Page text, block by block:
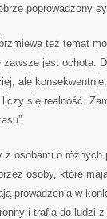
poprowadzony
też temat
jest ochota.
ale
się realność.
z osobami o
osoby, które
prowadzenia w
i trafia do ludzi